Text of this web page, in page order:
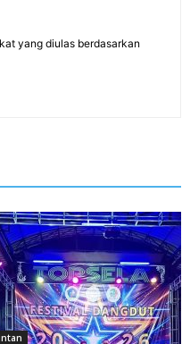
yang diulas berdasarkan